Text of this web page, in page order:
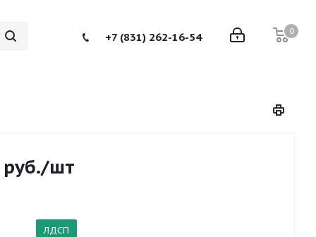
0
+7 (831) 262-16-54
руб./шт
ЛДСП